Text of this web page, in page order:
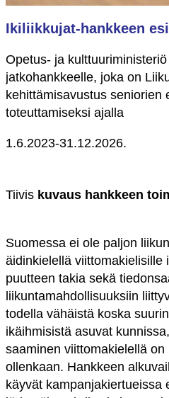
Ikiliikkujat-hankkeen
Opetus- ja
jatkohankkeelle, joka on
kehittämisavustus seniorien
toteuttamiseksi ajalla
1.6.2023-31.12.2026.
Tiivis kuvaus hankkeen
Suomessa ei ole paljon
äidinkielellä viittomakielisille
puutteen takia sekä
liikuntamahdollisuuksiin
todella vähäistä koska
ikäihmisistä asuvat
saaminen viittomakielellä
ollenkaan. Hankkeen
käyvät kampanjakiertueissa